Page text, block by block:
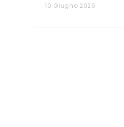
10 Giugno 2026